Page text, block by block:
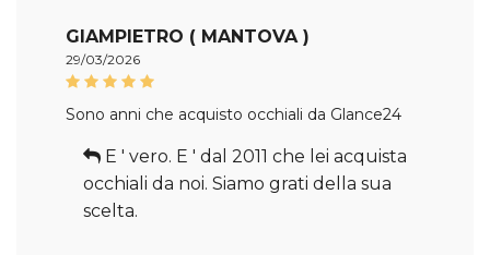
GIAMPIETRO ( MANTOVA )
29/03/2026
Sono anni che acquisto occhiali da Glance24
E ' vero. E ' dal 2011 che lei acquista
occhiali da noi. Siamo grati della sua
scelta.